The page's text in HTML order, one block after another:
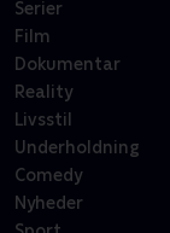
Serier
Film
Dokumentar
Reality
Livsstil
Underholdning
Comedy
Nyheder